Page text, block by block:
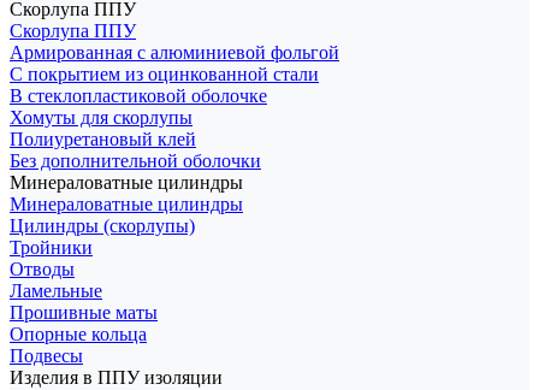
Скорлупа ППУ
Скорлупа ППУ
Армированная с алюминиевой фольгой
С покрытием из оцинкованной стали
В стеклопластиковой оболочке
Хомуты для скорлупы
Полиуретановый клей
Без дополнительной оболочки
Минераловатные цилиндры
Минераловатные цилиндры
Цилиндры (скорлупы)
Тройники
Отводы
Ламельные
Прошивные маты
Опорные кольца
Подвесы
Изделия в ППУ изоляции